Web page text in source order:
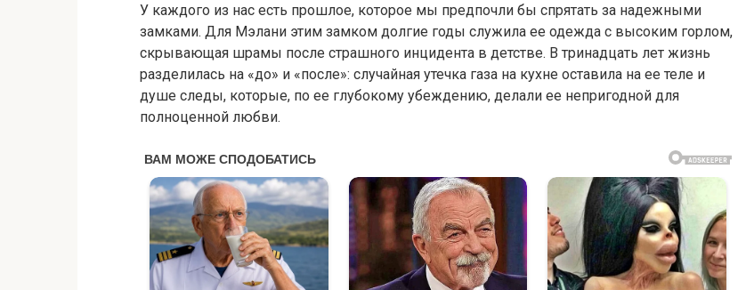
У каждого из нас есть прошлое, которое мы предпочли бы спрятать за надежными
замками. Для Мэлани этим замком долгие годы служила ее одежда с высоким горлом,
скрывающая шрамы после страшного инцидента в детстве. В тринадцать лет жизнь
разделилась на «до» и «после»: случайная утечка газа на кухне оставила на ее теле и
душе следы, которые, по ее глубокому убеждению, делали ее непригодной для
полноценной любви.